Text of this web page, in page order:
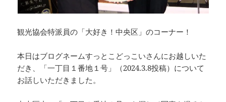
観光協会特派員の「大好き！中央区」のコーナー！
本日はブログネームすっとこどっこいさんにお越しいた
だき、「一丁目１番地１号」（2024.3.8投稿）について
お話しいただきました。